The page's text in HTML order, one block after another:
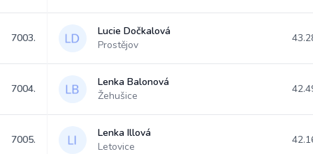
7003.
Lucie Dočkalová
Prostějov
7004.
Lenka Balonová
Žehušice
7005.
Lenka Illová
Letovice